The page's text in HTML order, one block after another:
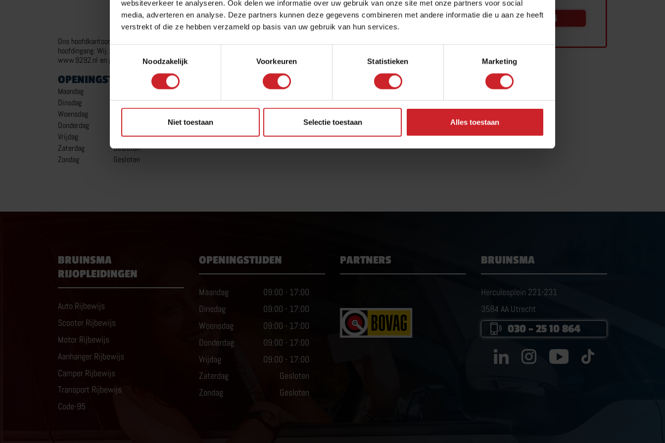
websiteverkeer te analyseren. Ook delen we informatie over uw gebruik van onze site met onze partners voor social
media, adverteren en analyse. Deze partners kunnen deze gegevens combineren met andere informatie die u aan ze heeft
verstrekt of die ze hebben verzameld op basis van uw gebruik van hun services.
Toestemmingsselectie
Noodzakelijk
Voorkeuren Statistieken Marketing
Niet toestaan Selectie toestaan Alles toestaan
VERZENDEN
Ons hoofdkantoor is gevestigd aan het Herculesplein 221 in Utrecht. Wij zitten in stadion Galgenwaard naast de
hoofdingang. Wij zijn met zowel de auto als openbaar vervoer makkelijk te bereiken. Kijk voor het openbaar vervoer op
www.9292.nl en plan je reis.
OPENINGSTIJDEN
Maandag
Dinsdag
09:00-17:00
Woensdag
Donderdag
Vrijdag
09:00-17:00
Zaterdag
Gesloten
Zondag
Gesloten
LESTIJDEN
Onze rijlessen worden doordeweeks tussen 07.00 en
22.00 uur ingepland. Tevens lessen we op zaterdagen en
soms ook op zondagen.
030 – 25 10 864
BRUINSMA
RIJOPLEIDINGEN
Auto Rijbewijs
Scooter Rijbewijs
Motor Rijbewijs
Aanhanger Rijbewijs
Camper Rijbewijs
Transport Rijbewijs
Code-95
OPENINGSTIJDEN
Maandag 09:00 - 17:00
Dinsdag
09:00 - 17:00
Woensdag
09:00 - 17:00
Donderdag
09:00 - 17:00
Vrijdag
09:00 - 17:00
Zaterdag
Gesloten
Zondag
Gesloten
PARTNERS BRUINSMA
Herculesplein 221-231
3584 AA Utrecht
030 – 25 10 864